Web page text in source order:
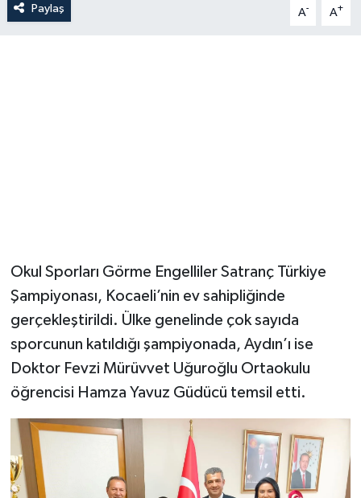
Paylaş A- A+
Okul Sporları Görme Engelliler Satranç Türkiye
Şampiyonası, Kocaeli’nin ev sahipliğinde
gerçekleştirildi. Ülke genelinde çok sayıda
sporcunun katıldığı şampiyonada, Aydın’ı ise
Doktor Fevzi Mürüvvet Uğuroğlu Ortaokulu
öğrencisi Hamza Yavuz Güdücü temsil etti.